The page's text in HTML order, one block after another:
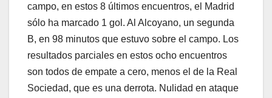
campo, en estos 8 últimos encuentros, el Madrid
sólo ha marcado 1 gol. Al Alcoyano, un segunda
B, en 98 minutos que estuvo sobre el campo. Los
resultados parciales en estos ocho encuentros
son todos de empate a cero, menos el de la Real
Sociedad, que es una derrota. Nulidad en ataque